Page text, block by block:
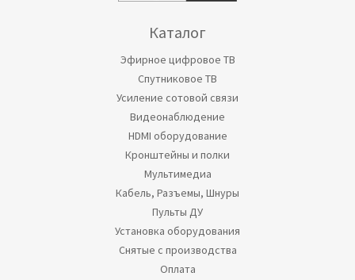
Каталог
Эфирное цифровое ТВ
Спутниковое ТВ
Усиление сотовой связи
Видеонаблюдение
HDMI оборудование
Кронштейны и полки
Мультимедиа
Кабель, Разъемы, Шнуры
Пульты ДУ
Установка оборудования
Снятые с производства
Оплата